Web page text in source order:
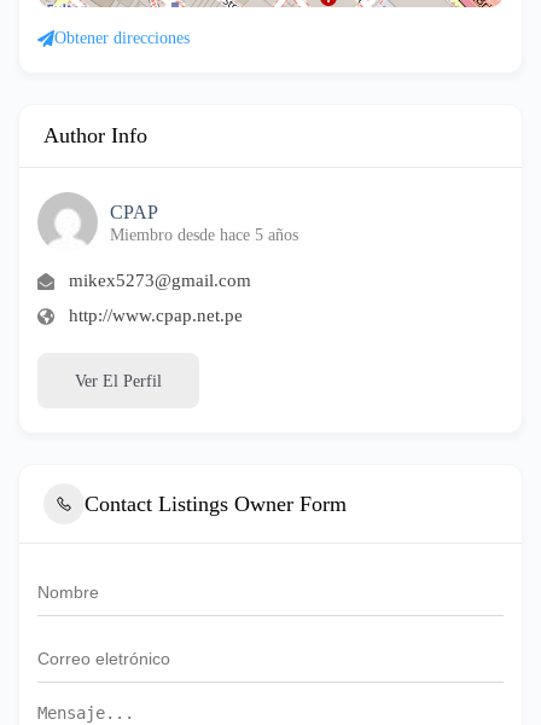
Obtener direcciones
Author Info
CPAP
Miembro desde hace 5 años
mikex5273@gmail.com
http://www.cpap.net.pe
Ver El Perfil
Contact Listings Owner Form